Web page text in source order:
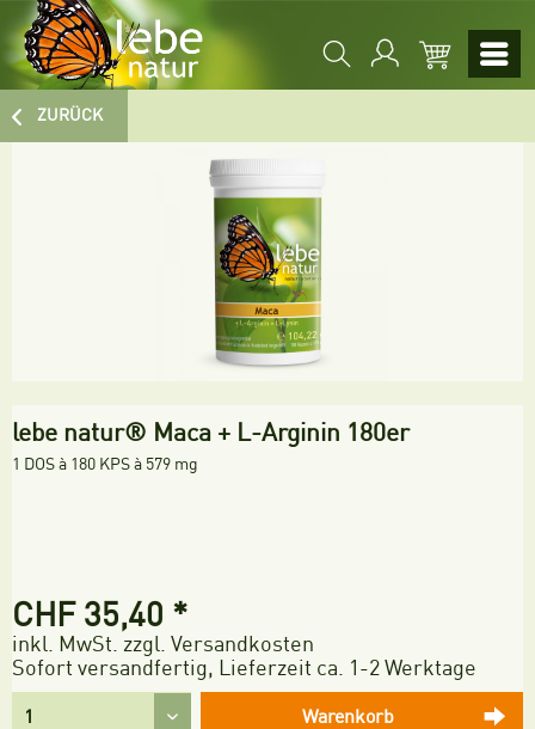
ZURÜCK
lebe natur® Maca + L-Arginin 180er
1 DOS à 180 KPS à 579 mg
CHF 35,40 *
inkl. MwSt. zzgl. Versandkosten
Sofort versandfertig, Lieferzeit ca. 1-2 Werktage
Warenkorb